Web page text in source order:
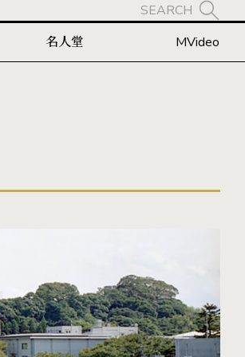
SEARCH
名人堂 MVideo